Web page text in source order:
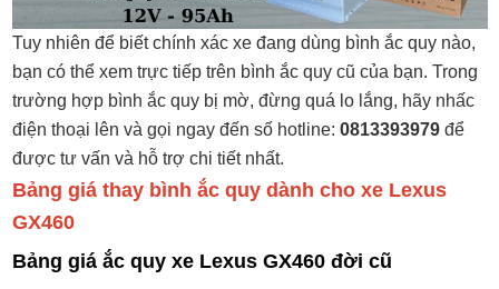
Tuy nhiên để biết chính xác xe đang dùng bình ắc quy nào,
bạn có thể xem trực tiếp trên bình ắc quy cũ của bạn. Trong
trường hợp bình ắc quy bị mờ, đừng quá lo lắng, hãy nhấc
điện thoại lên và gọi ngay đến số hotline: 0813393979để
được tư vấn và hỗ trợ chi tiết nhất.
Bảng giá thay bình ắc quy dành cho xe Lexus
GX460
Bảng giá ắc quy xe Lexus GX460 đời cũ